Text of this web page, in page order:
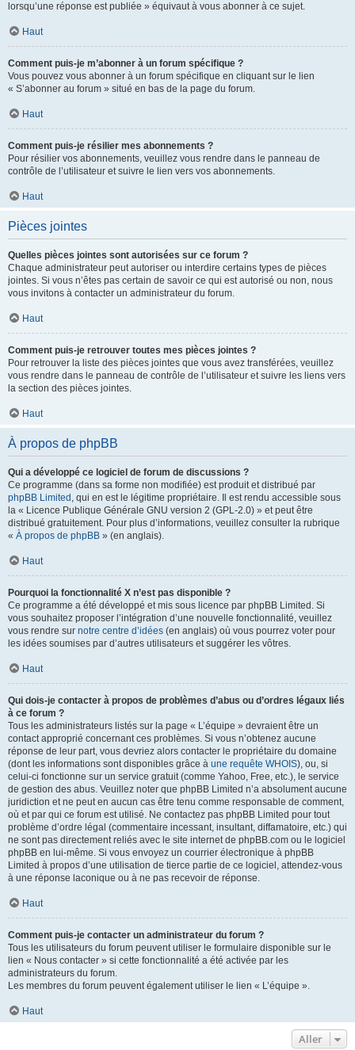
lorsqu’une réponse est publiée » équivaut à vous abonner à ce sujet.
Haut
Comment puis-je m’abonner à un forum spécifique ?
Vous pouvez vous abonner à un forum spécifique en cliquant sur le lien
« S’abonner au forum » situé en bas de la page du forum.
Haut
Comment puis-je résilier mes abonnements ?
Pour résilier vos abonnements, veuillez vous rendre dans le panneau de
contrôle de l’utilisateur et suivre le lien vers vos abonnements.
Haut
Pièces jointes
Quelles pièces jointes sont autorisées sur ce forum ?
Chaque administrateur peut autoriser ou interdire certains types de pièces
jointes. Si vous n’êtes pas certain de savoir ce qui est autorisé ou non, nous
vous invitons à contacter un administrateur du forum.
Haut
Comment puis-je retrouver toutes mes pièces jointes ?
Pour retrouver la liste des pièces jointes que vous avez transférées, veuillez
vous rendre dans le panneau de contrôle de l’utilisateur et suivre les liens vers
la section des pièces jointes.
Haut
À propos de phpBB
Qui a développé ce logiciel de forum de discussions ?
Ce programme (dans sa forme non modifiée) est produit et distribué par
phpBB Limited , qui en est le légitime propriétaire. Il est rendu accessible sous
la « Licence Publique Générale GNU version 2 (GPL-2.0) » et peut être
distribué gratuitement. Pour plus d’informations, veuillez consulter la rubrique
« À propos de phpBB » (en anglais).
Haut
Pourquoi la fonctionnalité X n’est pas disponible ?
Ce programme a été développé et mis sous licence par phpBB Limited. Si
vous souhaitez proposer l’intégration d’une nouvelle fonctionnalité, veuillez
vous rendre sur notre centre d’idées (en anglais) où vous pourrez voter pour
les idées soumises par d’autres utilisateurs et suggérer les vôtres.
Haut
Qui dois-je contacter à propos de problèmes d’abus ou d’ordres légaux liés
à ce forum ?
Tous les administrateurs listés sur la page « L’équipe » devraient être un
contact approprié concernant ces problèmes. Si vous n’obtenez aucune
réponse de leur part, vous devriez alors contacter le propriétaire du domaine
(dont les informations sont disponibles grâce à une requête WHOIS), ou, si
celui-ci fonctionne sur un service gratuit (comme Yahoo, Free, etc.), le service
de gestion des abus. Veuillez noter que phpBB Limited n’a absolument aucune
juridiction et ne peut en aucun cas être tenu comme responsable de comment,
où et par qui ce forum est utilisé. Ne contactez pas phpBB Limited pour tout
problème d’ordre légal (commentaire incessant, insultant, diffamatoire, etc.) qui
ne sont pas directement reliés avec le site internet de phpBB.com ou le logiciel
phpBB en lui-même. Si vous envoyez un courrier électronique à phpBB
Limited à propos d’une utilisation de tierce partie de ce logiciel, attendez-vous
à une réponse laconique ou à ne pas recevoir de réponse.
Haut
Comment puis-je contacter un administrateur du forum ?
Tous les utilisateurs du forum peuvent utiliser le formulaire disponible sur le
lien « Nous contacter » si cette fonctionnalité a été activée par les
administrateurs du forum.
Les membres du forum peuvent également utiliser le lien « L’équipe ».
Haut
Aller